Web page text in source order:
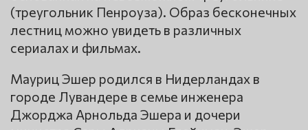
(треугольник Пенроуза). Образ бесконечных
лестниц можно увидеть в различных
сериалах и фильмах.
Мауриц Эшер родился в Нидерландах в
городе Лувандере в семье инженера
Джорджа Арнольда Эшера и дочери